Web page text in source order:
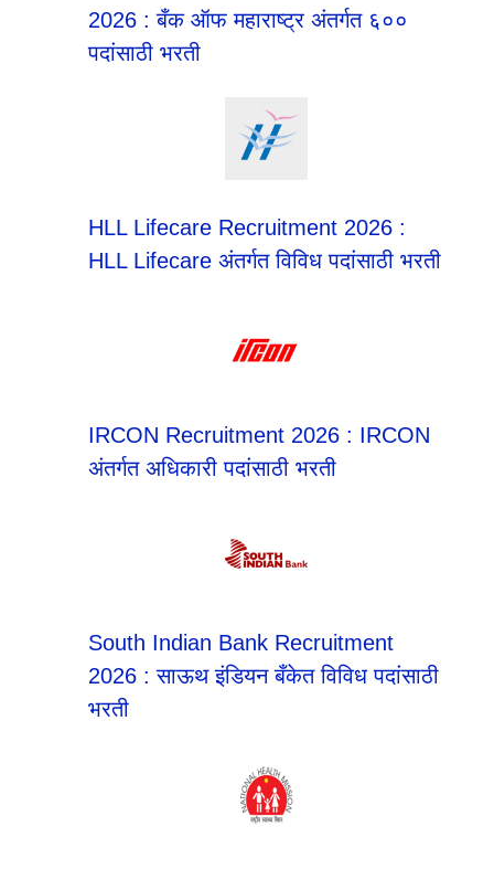
2026 : बँक ऑफ महाराष्ट्र अंतर्गत ६००
पदांसाठी भरती
HLL Lifecare Recruitment 2026 :
HLL Lifecare अंतर्गत विविध पदांसाठी भरती
IRCON Recruitment 2026 : IRCON
अंतर्गत अधिकारी पदांसाठी भरती
South Indian Bank Recruitment
2026 : साऊथ इंडियन बँकेत विविध पदांसाठी
भरती